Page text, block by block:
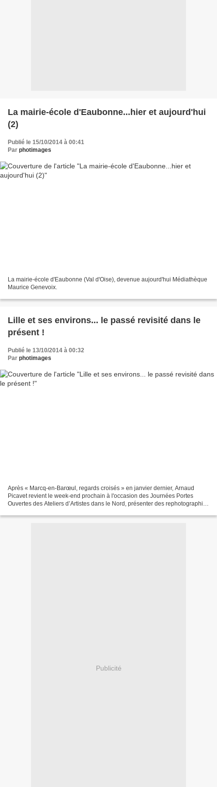
La mairie-école d'Eaubonne...hier et aujourd'hui
(2)
Publié le 15/10/2014 à 00:41
Par photimages
La mairie-école d'Eaubonne (Val d'Oise), devenue aujourd'hui Médiathèque
Maurice Genevoix.
Lille et ses environs... le passé revisité dans le
présent !
Publié le 13/10/2014 à 00:32
Par photimages
Après « Marcq-en-Barœul, regards croisés » en janvier dernier, Arnaud
Picavet revient le week-end prochain à l'occasion des Journées Portes
Ouvertes des Ateliers d’Artistes dans le Nord, présenter des rephotographies
Publicité